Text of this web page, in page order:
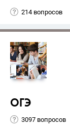
214 вопросов
ОГЭ
3097 вопросов